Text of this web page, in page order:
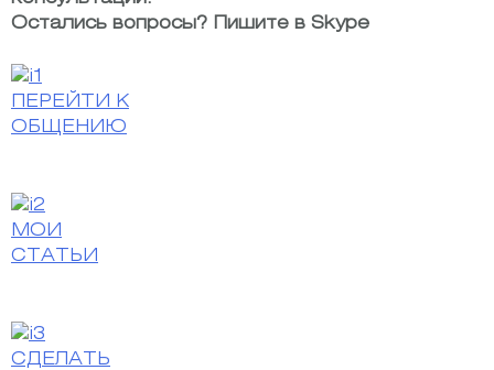
Остались вопросы? Пишите в Skype
ПЕРЕЙТИ К
ОБЩЕНИЮ
МОИ
СТАТЬИ
СДЕЛАТЬ